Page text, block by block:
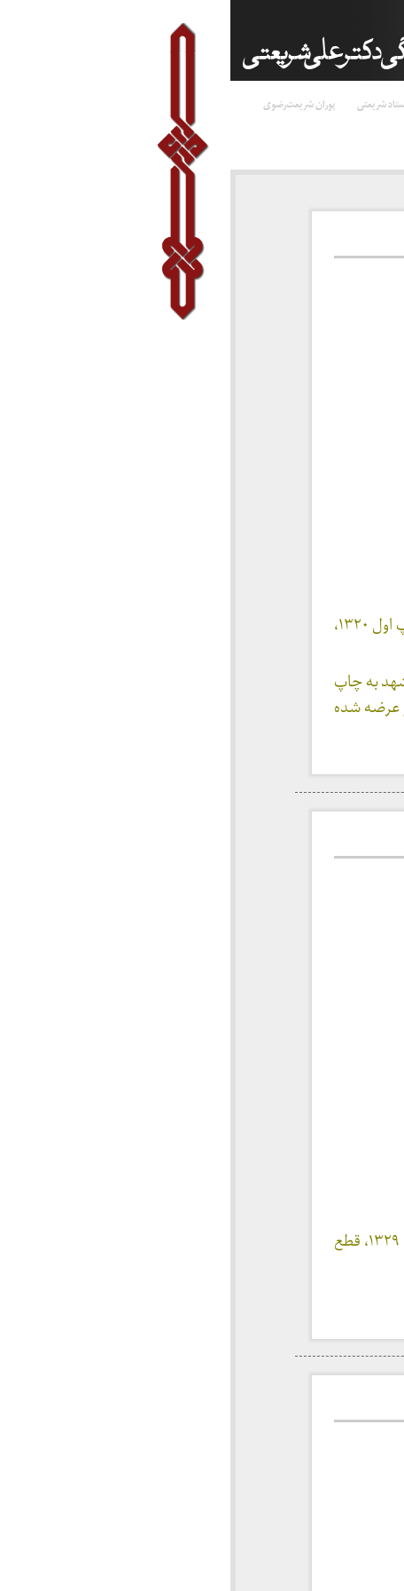
شریعتی پوران شریعت‌رضوی
نویسنده: محمد حسین زکی، ترجمه: محمد تقی شریعتی، مشهد، انتشاراتی باستان، چاپ اول ۱۳۲۰،
در مشهد به چاپ
عرضه شده
نویسنده: جرجی زیدان، مترجم : محمد تقی شریعتی، مشهد، انتشارات باستان، چاپ اول ۱۳۲۹، قطع